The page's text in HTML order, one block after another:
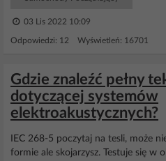
03 Lis 2022 10:09
Odpowiedzi: 12 Wyświetleń: 16701
Gdzie znaleźć pełny
dotyczącej systemów
elektroakustycznych?
IEC 268-5 poczytaj na tesli, może
formie ale skojarzysz. Testuje się w